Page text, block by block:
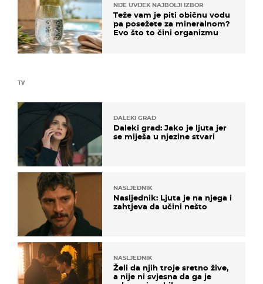
TV
DALEKI GRAD
Daleki grad: Jako je ljuta jer
se miješa u njezine stvari
NASLJEDNIK
Nasljednik: Ljuta je na njega i
zahtjeva da učini nešto
NASLJEDNIK
Želi da njih troje sretno žive,
a nije ni svjesna da ga je
NIJE UVIJEK NAJBOLJI IZBOR
Teže vam je piti običnu vodu
pa posežete za mineralnom?
Evo što to čini organizmu